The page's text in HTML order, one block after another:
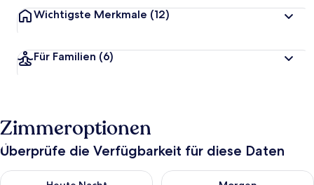
Wichtigste Merkmale (12)
Für Familien (6)
Zimmeroptionen
Überprüfe die Verfügbarkeit für diese Daten
Überprüfe die Verfügbarkeit für heute Nacht, Aug. 10 - Aug.
Überprüfe die Verfügbarkeit